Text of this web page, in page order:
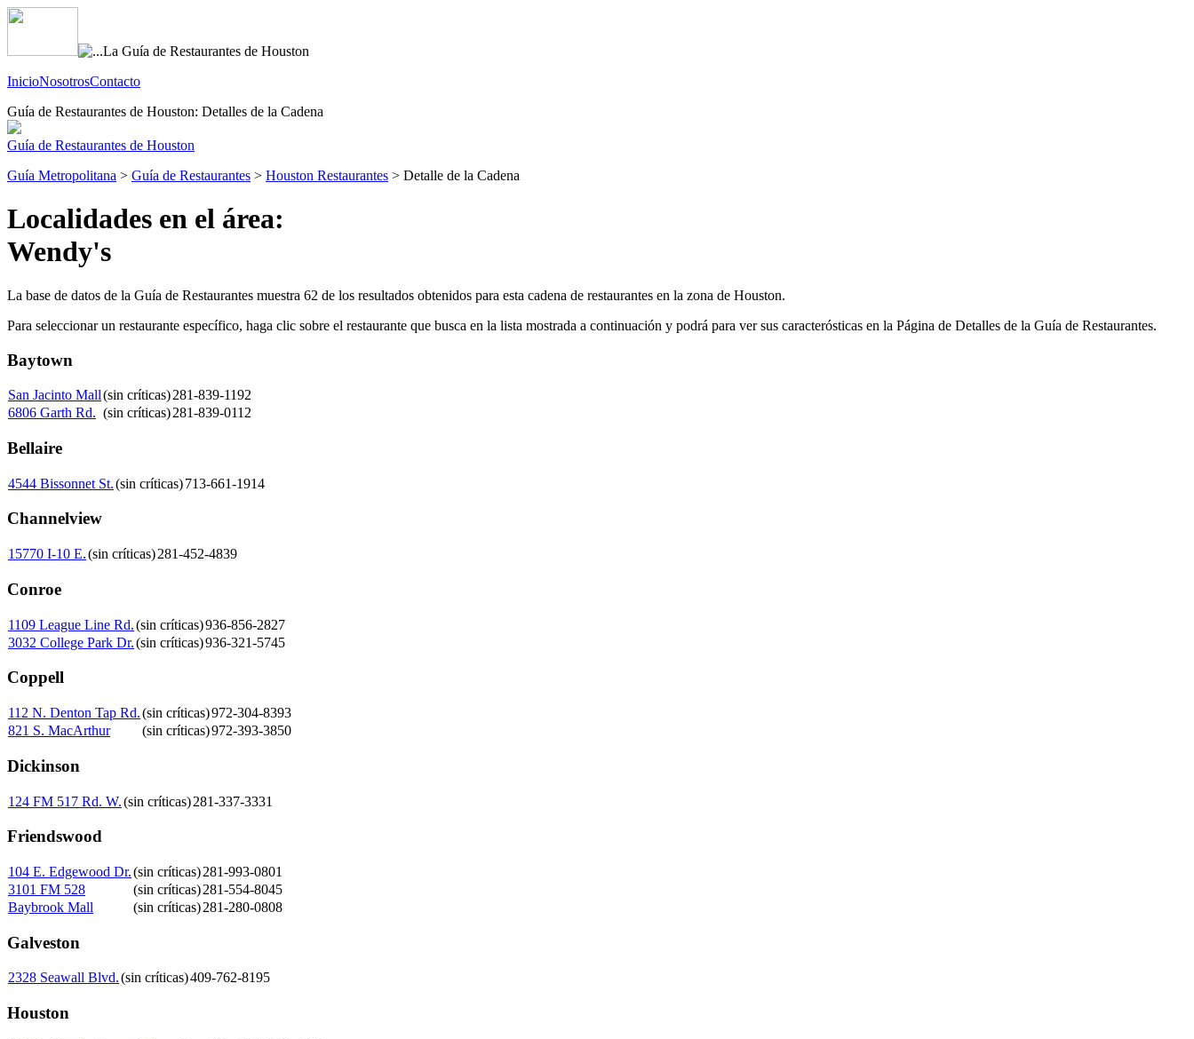
InicioNosotrosContacto
Guía de Restaurantes de Houston: Detalles de la Cadena
Guía de Restaurantes de Houston
Guía Metropolitana > Guía de Restaurantes > Houston Restaurantes > Detalle de la Cadena
Localidades en el área:
Wendy's
La base de datos de la Guía de Restaurantes muestra 62 de los resultados obtenidos para esta cadena de restaurantes en la zona de Houston.
Para seleccionar un restaurante específico, haga clic sobre el restaurante que busca en la lista mostrada a continuación y podrá para ver sus caracterósticas en la Página de Detalles de la Guía de Restaurantes.
Baytown
San Jacinto Mall(sin críticas)281-839-1192
6806 Garth Rd. (sin críticas)281-839-0112
Bellaire
4544 Bissonnet St.(sin críticas)713-661-1914
Channelview
15770 I-10 E.(sin críticas)281-452-4839
Conroe
1109 League Line Rd.(sin críticas)936-856-2827
3032 College Park Dr.(sin críticas)936-321-5745
Coppell
112 N. Denton Tap Rd.(sin críticas)972-304-8393
821 S. MacArthur
(sin críticas)972-393-3850
Dickinson
124 FM 517 Rd. W.(sin críticas)281-337-3331
Friendswood
104 E. Edgewood Dr.(sin críticas)281-993-0801
3101 FM 528
(sin críticas)281-554-8045
Baybrook Mall
(sin críticas)281-280-0808
Galveston
2328 Seawall Blvd.(sin críticas)409-762-8195
Houston